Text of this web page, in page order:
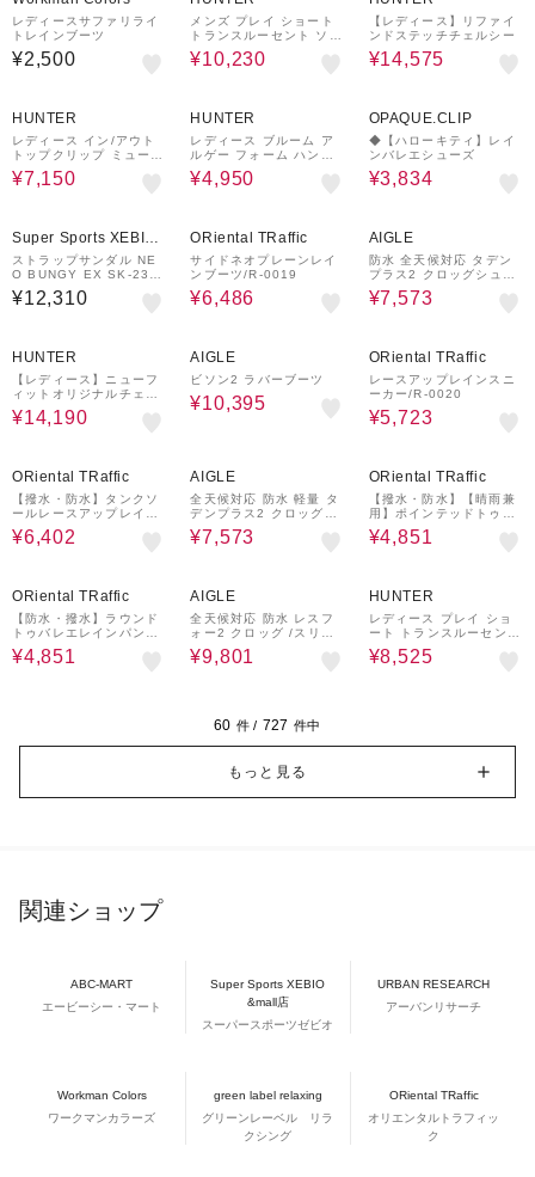
レディースサファリライ
トレインブーツ
¥2,500
メンズ プレイ ショート
トランスルーセント ソー
ル ブーツ
¥10,230
【レディース】リファイ
ンドステッチチェルシー
¥14,575
HUNTER
レディース イン/アウト
トップクリップ ミュール
スリッパ
¥7,150
HUNTER
レディース ブルーム ア
ルゲー フォーム ハンタ
ー スライド
¥4,950
OPAQUE.CLIP
◆【ハローキティ】レイ
ンバレエシューズ
¥3,834
Super Sports XEBIO
&mall店
ストラップサンダル NE
O BUNGY EX SK-238
Black
¥12,310
ORiental TRaffic
サイドネオプレーンレイ
ンブーツ/R-0019
¥6,486
AIGLE
防水 全天候対応 タデン
プラス2 クロッグシュー
ズ
¥7,573
HUNTER
【レディース】ニューフ
ィットオリジナルチェル
シー
¥14,190
AIGLE
ビソン2 ラバーブーツ
¥10,395
ORiental TRaffic
レースアップレインスニ
ーカー/R-0020
¥5,723
ORiental TRaffic
【撥水・防水】タンクソ
ールレースアップレイン
シューズ/R-1022
¥6,402
AIGLE
全天候対応 防水 軽量 タ
デンプラス2 クロッグシ
ューズ /ブーツ
¥7,573
ORiental TRaffic
【撥水・防水】【晴雨兼
用】ポインテッドトゥレ
インパンプス/R-1016
¥4,851
ORiental TRaffic
【防水・撥水】ラウンド
トゥバレエレインパンプ
ス/R-1017
¥4,851
AIGLE
全天候対応 防水 レスフ
ォー2 クロッグ /スリッ
ポン
¥9,801
HUNTER
レディース プレイ ショ
ート トランスルーセント
ソール ブーツ
¥8,525
60 件 / 727 件中
もっと見る
関連ショップ
ABC-MART
エービーシー・マート
Super Sports XEBIO
&mall店
スーパースポーツゼビオ
URBAN RESEARCH
アーバンリサーチ
Workman Colors
ワークマンカラーズ
green label relaxing
グリーンレーベル リラ
クシング
ORiental TRaffic
オリエンタルトラフィッ
ク